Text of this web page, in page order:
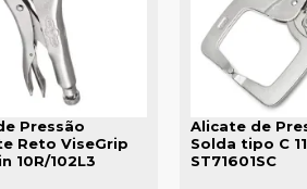
Pressão
Reto ViseGrip
10R/102L3
Alicate de
Solda tipo C
ST71601SC